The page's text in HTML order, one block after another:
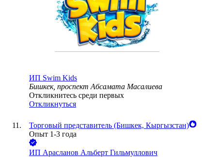
ИП Swim Kids
Бишкек, проспект Абсамата Масалиева
Откликнитесь среди первых
Откликнуться
Торговый представитель (Бишкек, Кыргызстан)
Опыт 1-3 года
ИП Арасланов Альберт Гильмуллович